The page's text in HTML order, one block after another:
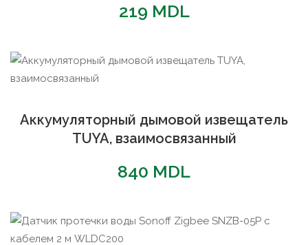
219 MDL
Аккумуляторный дымовой извещатель
TUYA, взаимосвязанный
840 MDL